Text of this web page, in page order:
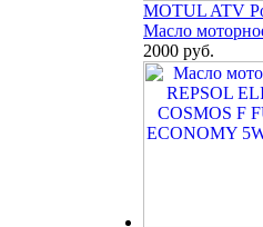
MOTUL ATV
Масло
2000 руб.